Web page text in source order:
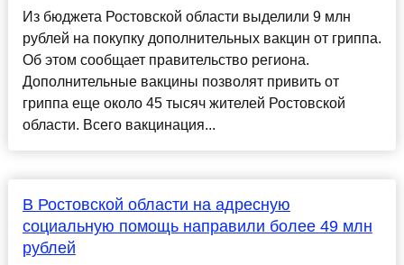
Из бюджета Ростовской области выделили 9 млн
рублей на покупку дополнительных вакцин от гриппа.
Об этом сообщает правительство региона.
Дополнительные вакцины позволят привить от
гриппа еще около 45 тысяч жителей Ростовской
области. Всего вакцинация...
В Ростовской области на адресную
социальную помощь направили более 49 млн
рублей